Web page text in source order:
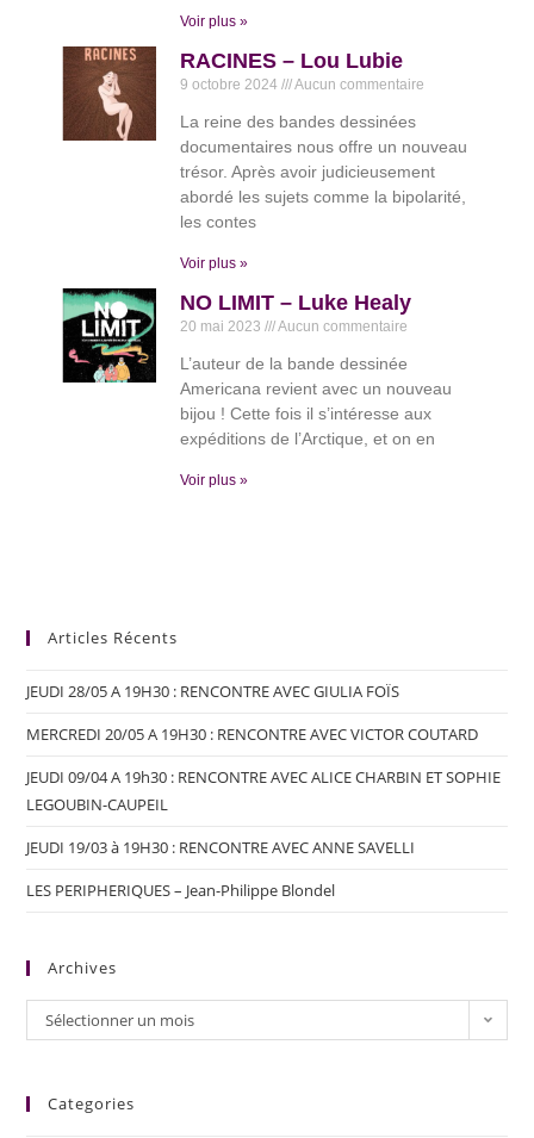
Voir plus »
RACINES – Lou Lubie
9 octobre 2024 Aucun commentaire
La reine des bandes dessinées
documentaires nous offre un nouveau
trésor. Après avoir judicieusement
abordé les sujets comme la bipolarité,
les contes
Voir plus »
NO LIMIT – Luke Healy
20 mai 2023 Aucun commentaire
L’auteur de la bande dessinée
Americana revient avec un nouveau
bijou ! Cette fois il s’intéresse aux
expéditions de l’Arctique, et on en
Voir plus »
Articles Récents
JEUDI 28/05 A 19H30 : RENCONTRE AVEC GIULIA FOÏS
MERCREDI 20/05 A 19H30 : RENCONTRE AVEC VICTOR COUTARD
JEUDI 09/04 A 19h30 : RENCONTRE AVEC ALICE CHARBIN ET SOPHIE
LEGOUBIN-CAUPEIL
JEUDI 19/03 à 19H30 : RENCONTRE AVEC ANNE SAVELLI
LES PERIPHERIQUES – Jean-Philippe Blondel
Archives
Sélectionner un mois
Categories